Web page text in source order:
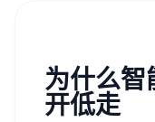
为什么
开低走